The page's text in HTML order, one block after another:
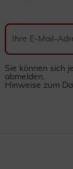
Sie können sich
abmelden.
Hinweise zum